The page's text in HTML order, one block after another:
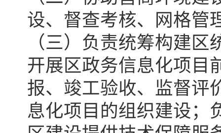
设、督查考核、网格管
（三）负责统筹构建
开展区政务信息化项目
报、竣工验收、监督评
息化项目的组织建设；